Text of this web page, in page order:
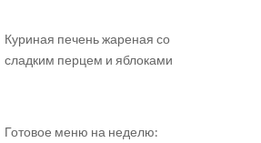
Куриная печень жареная со
сладким перцем и яблоками
Готовое меню на неделю: